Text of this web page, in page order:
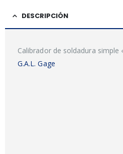
DESCRIPCIÓN
Calibrador de soldadura simple
G.A.L. Gage